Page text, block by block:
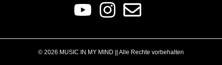
© 2026 MUSIC IN MY MIND || Alle Rechte vorbehalten